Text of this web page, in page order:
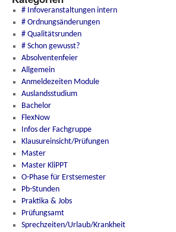
# Infoveranstaltungen intern
# Ordnungsänderungen
# Qualitätsrunden
# Schon gewusst?
Absolventenfeier
Allgemein
Anmeldezeiten Module
Auslandsstudium
Bachelor
FlexNow
Infos der Fachgruppe
Klausureinsicht/Prüfungen
Master
Master KliPPT
O-Phase für Erstsemester
Pb-Stunden
Praktika & Jobs
Prüfungsamt
Sprechzeiten/Urlaub/Krankheit